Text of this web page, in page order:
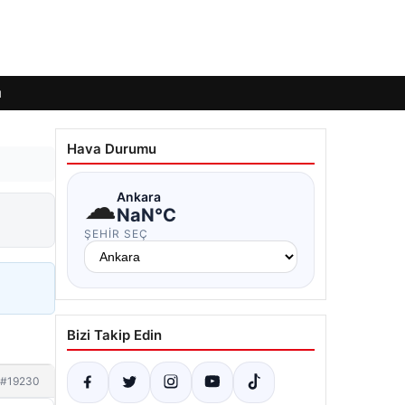
#19230
Hava Durumu
☁Ankara
NaN°C
ŞEHIR SEÇ
Bizi Takip Edin